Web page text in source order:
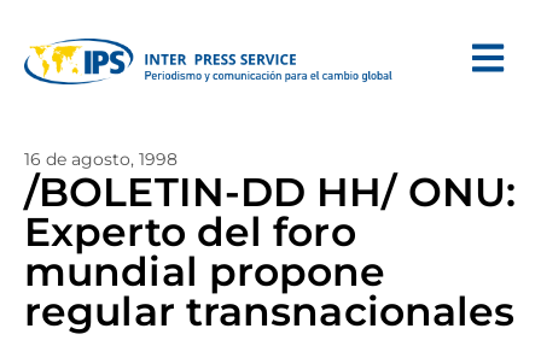
16 de agosto, 1998
/BOLETIN-DD HH/ ONU:
Experto del foro
mundial propone
regular transnacionales